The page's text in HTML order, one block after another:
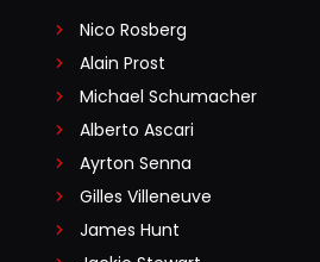
Nico Rosberg
Alain Prost
Michael Schumacher
Alberto Ascari
Ayrton Senna
Gilles Villeneuve
James Hunt